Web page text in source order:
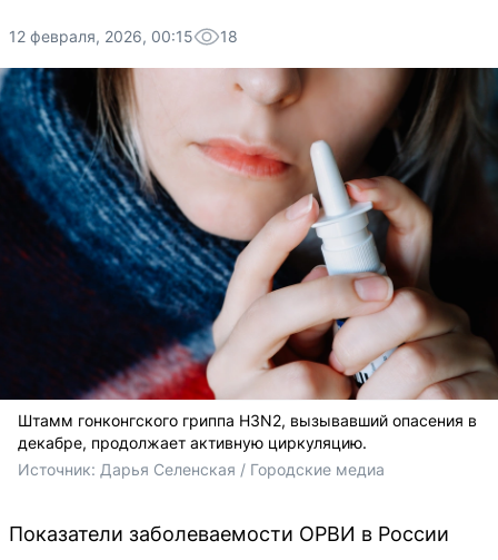
12 февраля, 2026, 00:15 18
Штамм гонконгского гриппа H3N2, вызывавший опасения в
декабре, продолжает активную циркуляцию.
Источник: Дарья Селенская / Городские медиа
Показатели заболеваемости ОРВИ в России